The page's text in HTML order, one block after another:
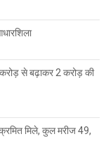
से बढ़ाकर 2 करोड़ की
मिले, कुल मरीज 49,